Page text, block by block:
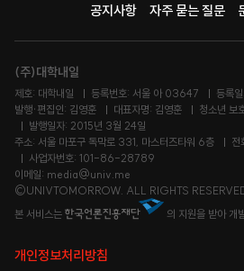
공지사항 자주 묻는 질문
(주)대학내일
제호: 대학내일 등록번호: 서울 아 03647
등록
발행·편집인: 김영훈
대표자명: 김영훈
청소년 보
발행일자: 2015년 3월 24일
주소: 서울 마포구 독막로 331, 마스터즈타워 6층
사업자번호: 101-86-28789
이메일: media@univ.me
©UNIVTOMORROW. ALL RIGHTS
본 서비스는
의 지원을 받아 개
개인정보처리방침